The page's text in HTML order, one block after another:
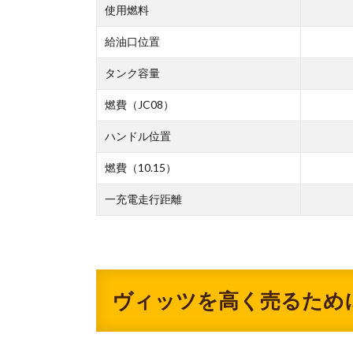
使用燃料
給油口位置
タンク容量
燃費（JC08）
ハンドル位置
燃費（10.15）
一充電走行距離
ヴィッツを高く売るため